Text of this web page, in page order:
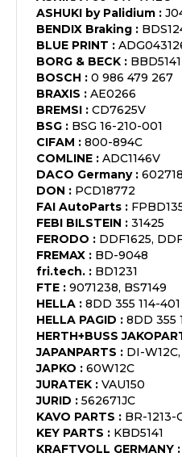
ASHUKI by Palidium :
BENDIX Braking :
BLUE PRINT :
BORG & BECK : BBD5141
BOSCH : 0 986 479 267
BRAXIS : AE0266
BREMSI : CD7625V
BSG : BSG 16-210-001
CIFAM : 800-894C
COMLINE : ADC1146V
DACO Germany: 602718
DON : PCD18772
FAI AutoParts :
FEBI BILSTEIN : 31425
FERODO : DDF1625,
FREMAX : BD-9048
fri.tech. : BD1231
FTE : 9071238, BS7149
HELLA : 8DD 355 114-401
HELLA PAGID : 8DD 355
HERTH+BUSS
JAPANPARTS : DI-
JAPKO : 60W12C
JURATEK : VAU150
JURID : 562671JC
KAVO PARTS : BR-1213-
KEY PARTS : KBD5141
KRAFTVOLL GERMANY :